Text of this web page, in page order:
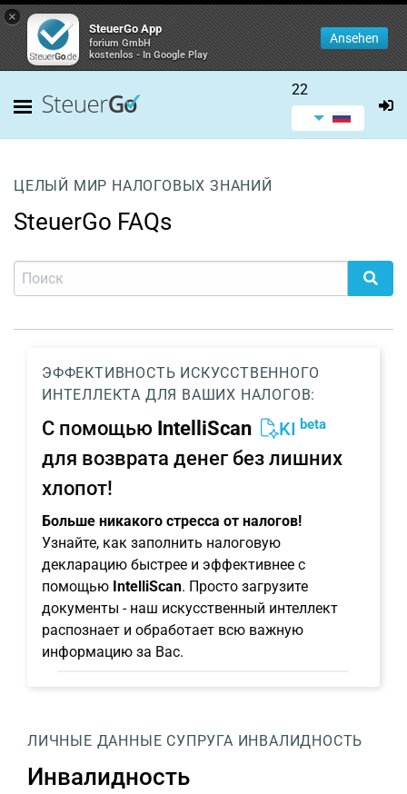
×
SteuerGo App
forium GmbH
kostenlos - In Google Play
Ansehen
22
ЦЕЛЫЙ МИР НАЛОГОВЫХ ЗНАНИЙ
SteuerGo FAQs
ЭФФЕКТИВНОСТЬ ИСКУССТВЕННОГО
ИНТЕЛЛЕКТА ДЛЯ ВАШИХ НАЛОГОВ:
С помощью IntelliScan KI beta
для возврата денег без лишних
хлопот!
Больше никакого стресса от налогов!
Узнайте, как заполнить налоговую
декларацию быстрее и эффективнее с
помощью IntelliScan. Просто загрузите
документы - наш искусственный интеллект
распознает и обработает всю важную
информацию за Вас.
ЛИЧНЫЕ ДАННЫЕ СУПРУГА ИНВАЛИДНОСТЬ
Инвалидность